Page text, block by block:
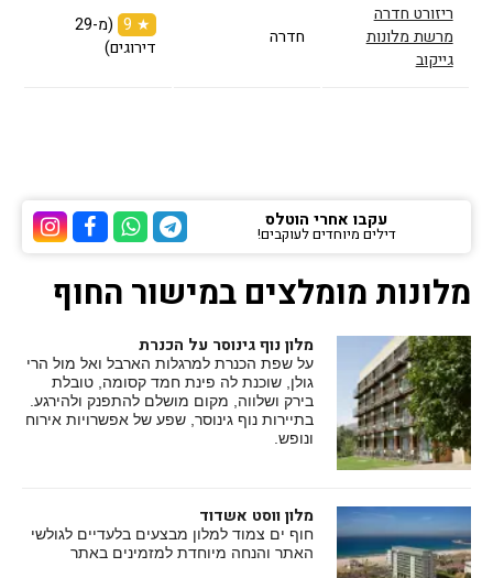
ריזורט חדרה
מרשת מלונות
גייקוב
חדרה
★ 9
(מ-29
דירוגים)
ערוץ ערוץ
ערוץ הוואטסאפ של
ערוץ הטלגרם של הוטלס
עקבו אחרי הוטלס
דילים מיוחדים לעוקבים!
מלונות מומלצים במישור החוף
מלון נוף גינוסר על הכנרת
על שפת הכנרת למרגלות הארבל ואל מול הרי
גולן, שוכנת לה פינת חמד קסומה, טובלת
בירק ושלווה, מקום מושלם להתפנק ולהירגע.
בתיירות נוף גינוסר, שפע של אפשרויות אירוח
ונופש.
מלון ווסט אשדוד
חוף ים צמוד למלון מבצעים בלעדיים לגולשי
האתר והנחה מיוחדת למזמינים באתר